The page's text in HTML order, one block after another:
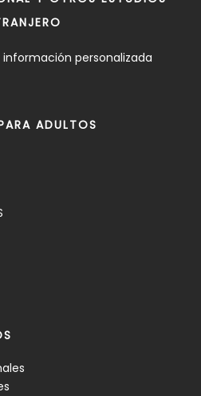
personalizada
ADULTOS